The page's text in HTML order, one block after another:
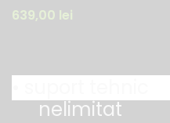
639,00 lei
nelimitat